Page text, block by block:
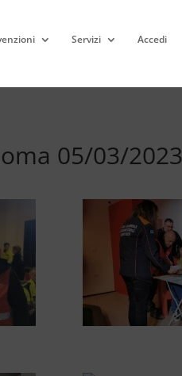
Servizi Accedi
05/03/2023